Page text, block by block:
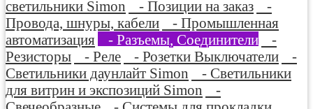
светильники Simon
- Позиции на заказ
-
Провода, шнуры, кабели
- Промышленная
автоматизация
- Разъемы, Соединители
-
Резисторы
- Реле - Розетки Выключатели
-
Светильники даунлайт Simon
- Светильники
для витрин и экспозиций Simon
-